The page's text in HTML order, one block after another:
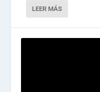
LEER MÁS